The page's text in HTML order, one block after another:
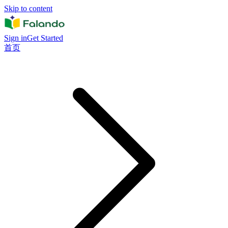
Skip to content
Sign inGet Started
首页